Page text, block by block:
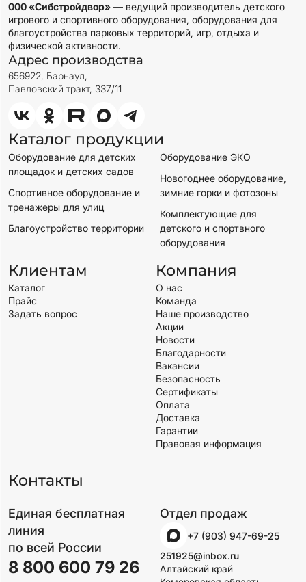
000 «Сибстройдвор» — ведущий производитель детского
игрового и спортивного оборудования, оборудования для
благоустройства парковых территорий, игр, отдыха и
физической активности.
Адрес производства
656922, Барнаул,
Павловский тракт, 337/11
Каталог продукции
Оборудование для детских
площадок и детских садов
Спортивное оборудование и
тренажеры для улиц
Благоустройство территории
Оборудование ЭКО
Новогоднее оборудование,
зимние горки и фотозоны
Комплектующие для
детского и спортвного
оборудования
Клиентам
Каталог
Прайс
Задать вопрос
Компания
О нас
Команда
Наше производство
Акции
Новости
Благодарности
Вакансии
Безопасность
Сертификаты
Оплата
Доставка
Гарантии
Правовая информация
Контакты
Единая бесплатная
линия
по всей России
8 800 600 79 26
Отдел продаж
+7 (903) 947-69-25
251925@inbox.ru
Алтайский край